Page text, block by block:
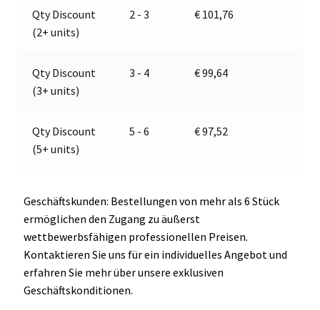
03026
t
e
Qty Discount
(2+ units)
2 - 3 € 101,76
Qty Discount
(3+ units)
3 - 4 €99,64
Qty Discount
(5+ units)
5 - 6 €97,52
Geschäftskunden: Bestellungen von mehr als 6 Stück
ermöglichen den Zugang zu äußerst
wettbewerbsfähigen professionellen Preisen.
Kontaktieren Sie uns für ein individuelles Angebot und
erfahren Sie mehr über unsere exklusiven
Geschäftskonditionen.